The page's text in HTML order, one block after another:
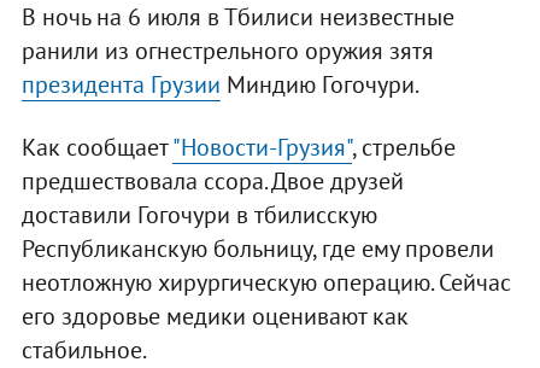
В ночь на 6 июля в Тбилиси неизвестные
ранили из огнестрельного оружия зятя
президента Грузии Миндию Гогочури.
Как сообщает"Новости-Грузия", стрельбе
предшествовала ссора. Двое друзей
доставили Гогочури в тбилисскую
Республиканскую больницу, где ему провели
неотложную хирургическую операцию. Сейчас
его здоровье медики оценивают как
стабильное.